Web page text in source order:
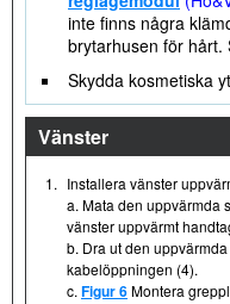
inte finns några
brytarhusen för hårt.
Skydda kosmetiska
Vänster
1. Installera vänster
a. Mata den uppvärmda
vänster uppvärmt
b. Dra ut den
kabelöppningen (4).
c. Figur 6Montera